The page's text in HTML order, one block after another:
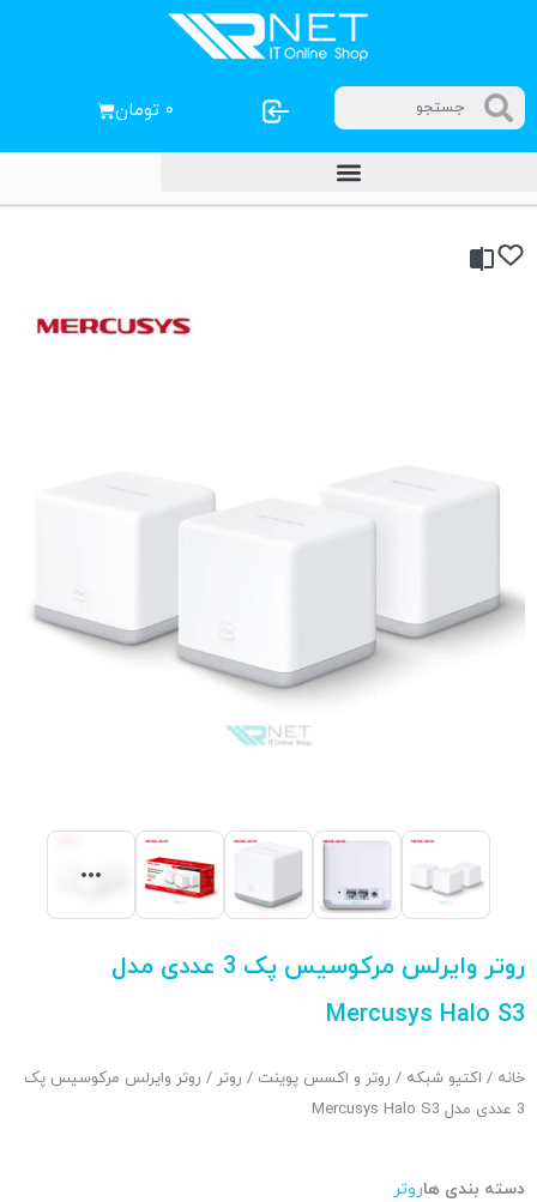
۰ تومان
روتر وایرلس مرکوسیس پک 3 عددی مدل
Mercusys Halo S3
خانه / اکتیو شبکه / روتر و اکسس پوینت / روتر / روتر وایرلس مرکوسیس پک
3 عددی مدل Mercusys Halo S3
دسته بندی هاروتر